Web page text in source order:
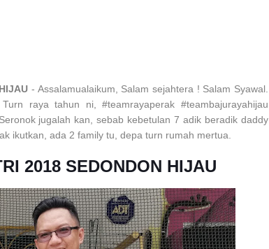
- Assalamualaikum, Salam sejahtera ! Salam Syawal.
raya tahun ni, #teamrayaperak #teambajurayahijau
jugalah kan, sebab kebetulan 7 adik beradik daddy
ikutkan, ada 2 family tu, depa turn rumah mertua.
2018 SEDONDON HIJAU